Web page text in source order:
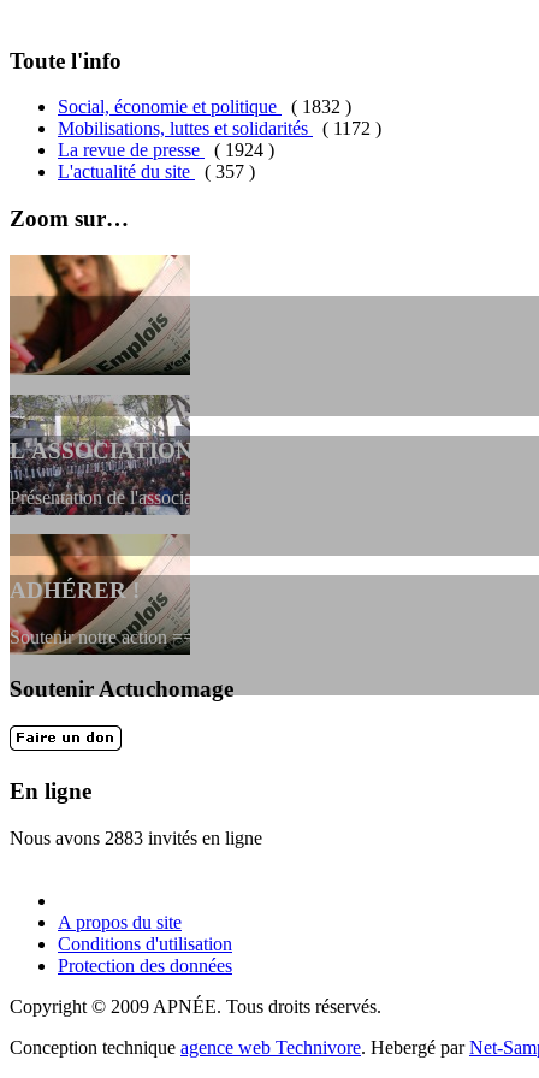
Toute l'info
Social, économie et politique
( 1832 )
Mobilisations, luttes et solidarités
( 1172 )
La revue de presse
( 1924 )
L'actualité du site
( 357 )
Zoom sur…
L'ASSOCIATION
Présentation de l'association et de sa charte qui encadre nos actions et
ADHÉRER !
Soutenir notre action ==> Si vous souhaitez adhérer à l’association,
LES FONDATEURS
Soutenir Actuchomage
En ligne
Nous avons 2883 invités en ligne
A propos du site
Conditions d'utilisation
Protection des données
Copyright © 2009 APNÉE. Tous droits réservés.
Conception technique agence web Technivore. Hebergé parNet-